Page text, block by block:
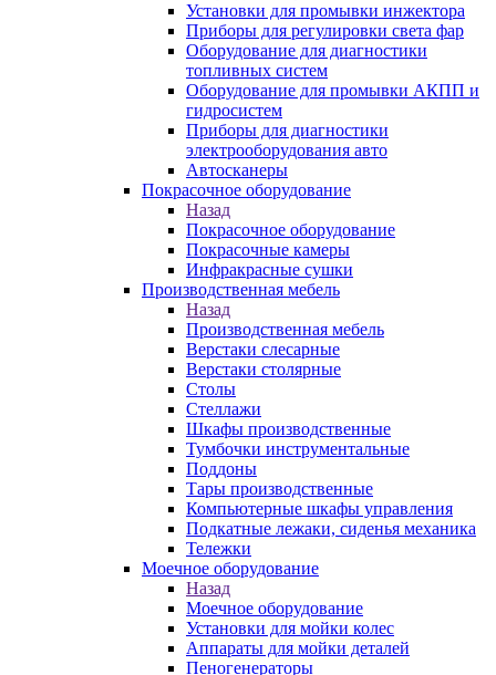
Установки для промывки инжектора
Приборы для регулировки света фар
Оборудование для диагностики
топливных систем
Оборудование для промывки АКПП и
гидросистем
Приборы для диагностики
электрооборудования авто
Автосканеры
Покрасочное оборудование
Назад
Покрасочное оборудование
Покрасочные камеры
Инфракрасные сушки
Производственная мебель
Назад
Производственная мебель
Верстаки слесарные
Верстаки столярные
Столы
Стеллажи
Шкафы производственные
Тумбочки инструментальные
Поддоны
Тары производственные
Компьютерные шкафы управления
Подкатные лежаки, сиденья механика
Тележки
Моечное оборудование
Назад
Моечное оборудование
Установки для мойки колес
Аппараты для мойки деталей
Пеногенераторы